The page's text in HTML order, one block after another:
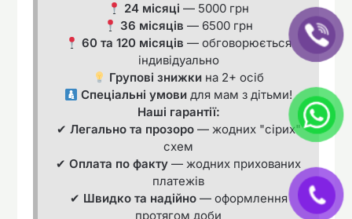
24 місяці — 5000 грн
36 місяців — 6500 грн
60 та 120 місяців — обговорюється
індивідуально
Групові знижки на 2+ осіб
Спеціальні умови для мам з дітьми!
Наші гарантії:
✔ Легально та прозоро— жодних "сірих"
схем
✔ Оплата по факту — жодних прихованих
платежів
✔ Швидко та надійно— оформлення
протягом доби